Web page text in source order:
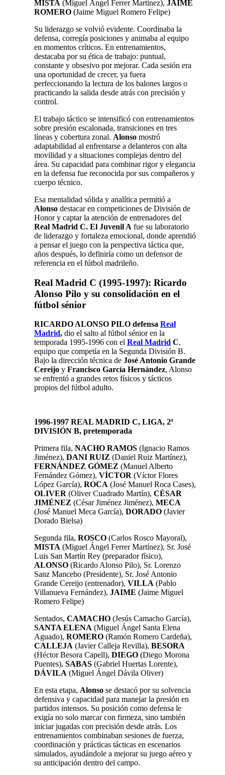
MISTA (Miguel Ángel Ferrer Martínez), JAIME
ROMERO (Jaime Miguel Romero Felipe)
Su liderazgo se volvió evidente. Coordinaba la
defensa, corregía posiciones y animaba al equipo
en momentos críticos. En entrenamientos,
destacaba por su ética de trabajo: puntual,
constante y obsesivo por mejorar. Cada sesión era
una oportunidad de crecer, ya fuera
perfeccionando la lectura de los balones largos o
practicando la salida desde atrás con precisión y
control.
El trabajo táctico se intensificó con entrenamientos
sobre presión escalonada, transiciones en tres
líneas y cobertura zonal. Alonso mostró
adaptabilidad al enfrentarse a delanteros con alta
movilidad y a situaciones complejas dentro del
área. Su capacidad para combinar rigor y elegancia
en la defensa fue reconocida por sus compañeros y
cuerpo técnico.
Esa mentalidad sólida y analítica permitió a
Alonso destacar en competiciones de División de
Honor y captar la atención de entrenadores del
Real Madrid C. El Juvenil A fue su laboratorio
de liderazgo y fortaleza emocional, donde aprendió
a pensar el juego con la perspectiva táctica que,
años después, lo definiría como un defensor de
referencia en el fútbol madrileño.
Real Madrid C (1995-1997): Ricardo
Alonso Pilo y su consolidación en el
fútbol sénior
RICARDO ALONSO PILO defensa Real
Madrid, dio el salto al fútbol sénior en la
temporada 1995-1996 con el Real Madrid C,
equipo que competía en la Segunda División B.
Bajo la dirección técnica de José Antonio Grande
Cereijo y Francisco García Hernández, Alonso
se enfrentó a grandes retos físicos y tácticos
propios del fútbol adulto.
1996-1997 REAL MADRID C, LIGA, 2ª
DIVISIÓN B, pretemporada
Primera fila, NACHO RAMOS (Ignacio Ramos
Jiménez), DANI RUIZ (Daniel Ruiz Martínez),
FERNÁNDEZ GÓMEZ (Manuel Alberto
Fernández Gómez), VÍCTOR (Víctor Flores
López García), ROCA (José Manuel Roca Cases),
OLIVER (Oliver Cuadrado Martín), CÉSAR
JIMÉNEZ (César Jiménez Jiménez), MECA
(José Manuel Meca García), DORADO (Javier
Dorado Bielsa)
Segunda fila, ROSCO (Carlos Rosco Mayoral),
MISTA (Miguel Ángel Ferrer Martínez), Sr. José
Luis San Martín Rey (preparador físico),
ALONSO (Ricardo Alonso Pilo), Sr. Lorenzo
Sanz Mancebo (Presidente), Sr. José Antonio
Grande Cereijo (entrenador), VILLA (Pablo
Villanueva Fernández), JAIME (Jaime Miguel
Romero Felipe)
Sentados, CAMACHO (Jesús Camacho García),
SANTA ELENA (Miguel Ángel Santa Elena
Aguado), ROMERO (Ramón Romero Cardeña),
CALLEJA (Javier Calleja Revilla), BESORA
(Héctor Besora Capell), DIEGO (Diego Morona
Puentes), SABAS (Gabriel Huertas Lorente),
DÁVILA (Miguel Ángel Dávila Oliver)
En esta etapa, Alonso se destacó por su solvencia
defensiva y capacidad para manejar la presión en
partidos intensos. Su posición como defensa le
exigía no solo marcar con firmeza, sino también
iniciar jugadas con precisión desde atrás. Los
entrenamientos combinaban sesiones de fuerza,
coordinación y prácticas tácticas en escenarios
simulados, ayudándole a mejorar su juego aéreo y
su anticipación dentro del campo.